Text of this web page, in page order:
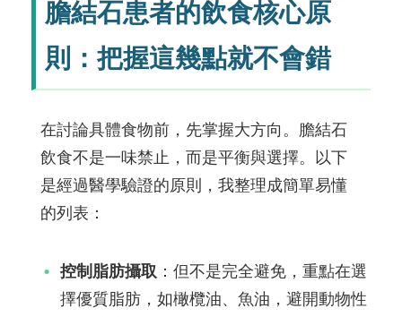
膽結石患者的飲食核心原
則：把握這幾點就不會錯
在討論具體食物前，先掌握大方向。膽結石
飲食不是一味禁止，而是平衡與選擇。以下
是經過醫學驗證的原則，我整理成簡單易懂
的列表：
控制脂肪攝取 ：但不是完全避免，重點在選
擇優質脂肪，如橄欖油、魚油，避開動物性